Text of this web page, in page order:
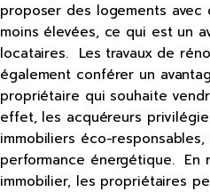
proposer des logements avec
moins élevées, ce qui est un
locataires. Les travaux de
également conférer un
propriétaire qui souhaite
effet, les acquéreurs
immobiliers éco-
performance énergétique. En
immobilier, les propriétaires